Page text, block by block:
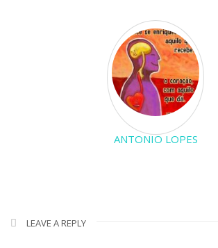
ANTONIO LOPES
LEAVE A REPLY